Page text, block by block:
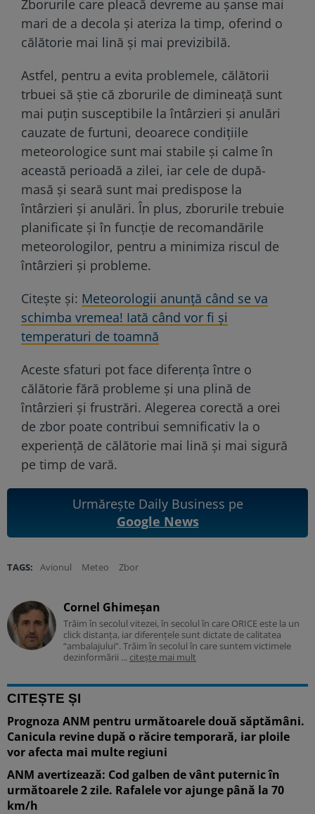
Zborurile care pleacă devreme au șanse mai
mari de a decola și ateriza la timp, oferind o
călătorie mai lină și mai previzibilă.
Astfel, pentru a evita problemele, călătorii
trbuei să ştie că zborurile de dimineață sunt
mai puțin susceptibile la întârzieri și anulări
cauzate de furtuni, deoarece condițiile
meteorologice sunt mai stabile și calme în
această perioadă a zilei, iar cele de după-
masă şi seară sunt mai predispose la
întârzieri și anulări. În plus, zborurile trebuie
planificate şi în funcție de recomandările
meteorologilor, pentru a minimiza riscul de
întârzieri și probleme.
Citeşte şi: Meteorologii anunță când se va
schimba vremea! Iată când vor fi și
temperaturi de toamnă
Aceste sfaturi pot face diferența între o
călătorie fără probleme și una plină de
întârzieri și frustrări. Alegerea corectă a orei
de zbor poate contribui semnificativ la o
experiență de călătorie mai lină și mai sigură
pe timp de vară.
Urmărește Daily Business pe
Google News
TAGS: Avionul Meteo Zbor
Cornel Ghimeșan
Trăim în secolul vitezei, în secolul în care ORICE este la un
click distanța, iar diferențele sunt dictate de calitatea
“ambalajului”. Trăim în secolul în care suntem victimele
dezinformării ... citește mai mult
CITEȘTE ȘI
Prognoza ANM pentru următoarele două săptămâni.
Canicula revine după o răcire temporară, iar ploile
vor afecta mai multe regiuni
ANM avertizează: Cod galben de vânt puternic în
următoarele 2 zile. Rafalele vor ajunge până la 70
km/h